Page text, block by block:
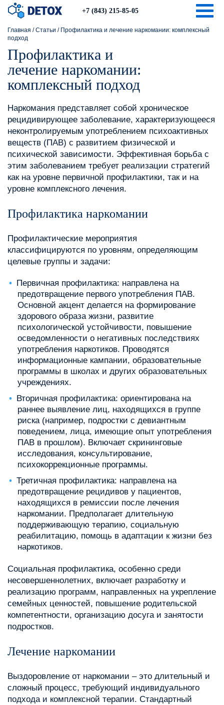
+7 (843) 215-85-05
Главная /Статьи / Профилактика и лечение наркомании: комплексный
подход
Профилактика и
лечение наркомании:
комплексный подход
Наркомания представляет собой хроническое
рецидивирующее заболевание, характеризующееся
неконтролируемым употреблением психоактивных
веществ (ПАВ) с развитием физической и
психической зависимости. Эффективная борьба с
этим заболеванием требует реализации стратегий
как на уровне первичной профилактики, так и на
уровне комплексного лечения.
Профилактика наркомании
Профилактические мероприятия
классифицируются по уровням, определяющим
целевые группы и задачи:
Первичная профилактика: направлена на
предотвращение первого употребления ПАВ.
Основной акцент делается на формирование
здорового образа жизни, развитие
психологической устойчивости, повышение
осведомленности о негативных последствиях
употребления наркотиков. Проводятся
информационные кампании, образовательные
программы в школах и других образовательных
учреждениях.
Вторичная профилактика: ориентирована на
раннее выявление лиц, находящихся в группе
риска (например, подростки с девиантным
поведением, лица, имеющие опыт употребления
ПАВ в прошлом). Включает скрининговые
исследования, консультирование,
психокоррекционные программы.
Третичная профилактика: направлена на
предотвращение рецидивов у пациентов,
находящихся в ремиссии после лечения
наркомании. Предполагает длительную
поддерживающую терапию, социальную
реабилитацию, помощь в адаптации к жизни без
наркотиков.
Социальная профилактика, особенно среди
несовершеннолетних, включает разработку и
реализацию программ, направленных на укрепление
семейных ценностей, повышение родительской
компетентности, организацию досуга и занятости
подростков.
Лечение наркомании
Выздоровление от наркомании – это длительный и
сложный процесс, требующий индивидуального
подхода и комплексной терапии. Стандартный